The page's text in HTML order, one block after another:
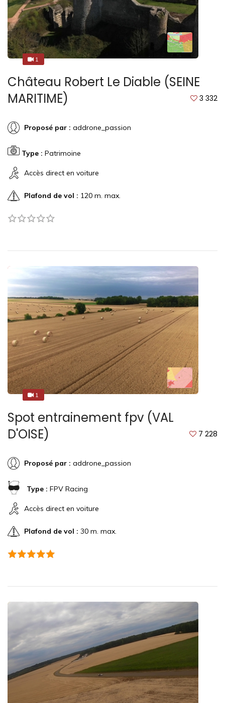
11
Château Robert Le Diable (SEINE
MARITIME)
3 332
Proposé par : addrone_passion
Type : Patrimoine
Accès direct en voiture
Plafond de vol : 120 m. max.
31
Spot entrainement fpv (VAL
D'OISE)
7 228
Proposé par : addrone_passion
Type : FPV Racing
Accès direct en voiture
Plafond de vol : 30 m. max.